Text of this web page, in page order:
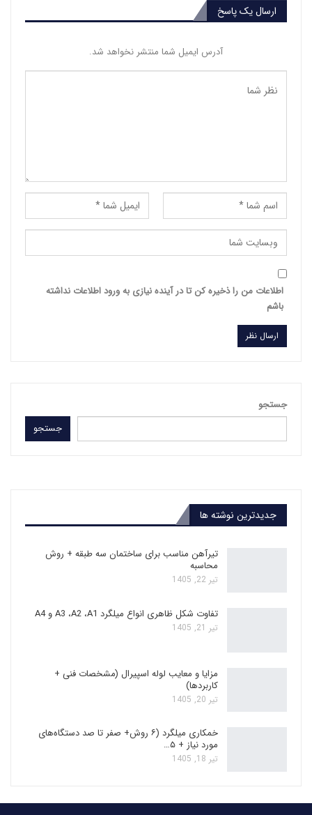
ارسال یک پاسخ
آدرس ایمیل شما منتشر نخواهد شد.
اطلاعات من را ذخیره کن تا در آینده نیازی به ورود اطلاعات نداشته
باشم
جستجو
جستجو
جدیدترین نوشته ها
تیرآهن مناسب برای ساختمان سه طبقه + روش
محاسبه
تیر 22, 1405
تفاوت شکل ظاهری انواع میلگرد A3 ،A2 ،A1 و A4
تیر 21, 1405
مزایا و معایب لوله اسپیرال (مشخصات فنی +
کاربردها)
تیر 20, 1405
خمکاری میلگرد (۶ روش+ صفر تا صد دستگاه‌های
مورد نیاز + ۵…
تیر 18, 1405